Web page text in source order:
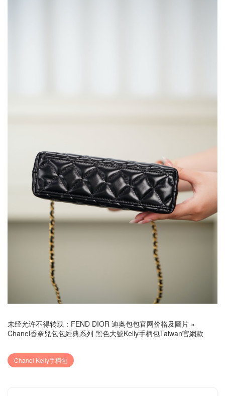
未经允许不得转载： FEND DIOR 迪奥包包官网价格及圖片 »
Chanel香奈兒包包經典系列 黑色大號Kelly手柄包Taiwan官網款
Chanel Kelly手柄包